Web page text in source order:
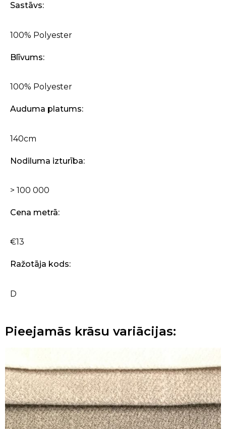
Pieejamās krāsu variācijas:
Sastāvs:
100% Polyester
Blīvums:
100% Polyester
Auduma platums:
140cm
Nodiluma izturība:
> 100 000
Cena metrā:
€13
Ražotāja kods:
D